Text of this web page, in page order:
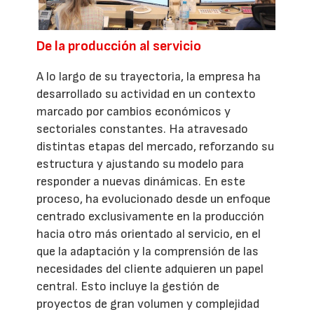
De la producción al servicio
A lo largo de su trayectoria, la empresa ha
desarrollado su actividad en un contexto
marcado por cambios económicos y
sectoriales constantes. Ha atravesado
distintas etapas del mercado, reforzando su
estructura y ajustando su modelo para
responder a nuevas dinámicas. En este
proceso, ha evolucionado desde un enfoque
centrado exclusivamente en la producción
hacia otro más orientado al servicio, en el
que la adaptación y la comprensión de las
necesidades del cliente adquieren un papel
central. Esto incluye la gestión de
proyectos de gran volumen y complejidad